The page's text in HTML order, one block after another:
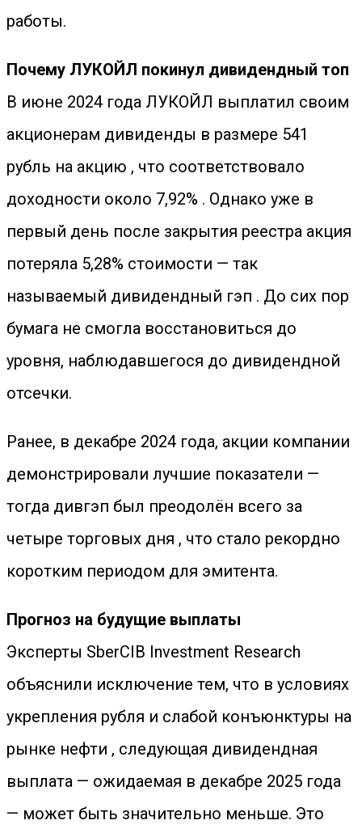
работы.
Почему ЛУКОЙЛ покинул дивидендный топ
В июне 2024 года ЛУКОЙЛ выплатил своим
акционерам дивиденды в размере 541
рубль на акцию , что соответствовало
доходности около 7,92% . Однако уже в
первый день после закрытия реестра акция
потеряла 5,28% стоимости — так
называемый дивидендный гэп . До сих пор
бумага не смогла восстановиться до
уровня, наблюдавшегося до дивидендной
отсечки.
Ранее, в декабре 2024 года, акции компании
демонстрировали лучшие показатели —
тогда дивгэп был преодолён всего за
четыре торговых дня , что стало рекордно
коротким периодом для эмитента.
Прогноз на будущие выплаты
Эксперты SberCIB Investment Research
объяснили исключение тем, что в условиях
укрепления рубля и слабой конъюнктуры на
рынке нефти , следующая дивидендная
выплата — ожидаемая в декабре 2025 года
— может быть значительно меньше. Это